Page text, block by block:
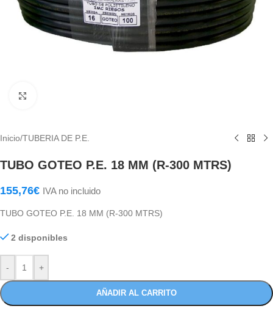
Inicio/TUBERIA DE P.E.
TUBO GOTEO P.E. 18 MM (R-300 MTRS)
155,76€ IVA no incluido
TUBO GOTEO P.E. 18 MM (R-300 MTRS)
2 disponibles
- +
AÑADIR AL CARRITO